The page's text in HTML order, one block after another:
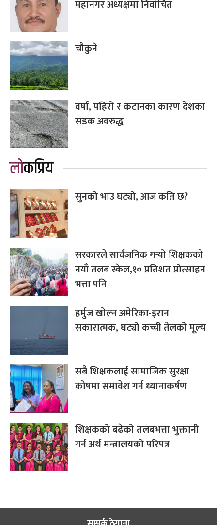
महानगर अध्यक्षमा निर्वाचित
चौकुने
वर्षा, पहिरो र कटानका कारण देशका
सडक अवरुद्ध
लोकप्रिय
सुनको भाउ घट्यो, आज कति छ?
सरकारले सार्वजनिक गर्‍यो शिक्षकको
नयाँ तलब स्केल,१० प्रतिशत प्रोत्साहन
भत्ता पनि
हर्मुज खोल्न अमेरिका-इरान
सकारात्मक, घट्यो कच्ची तेलको मूल्य
सबै शिक्षकलाई सामाजिक सुरक्षा
कोषमा समावेश गर्न ध्यानाकर्षण
शिक्षकको बढेको तलबभत्ता भुक्तानी
गर्न अर्थ मन्त्रालयको परिपत्र